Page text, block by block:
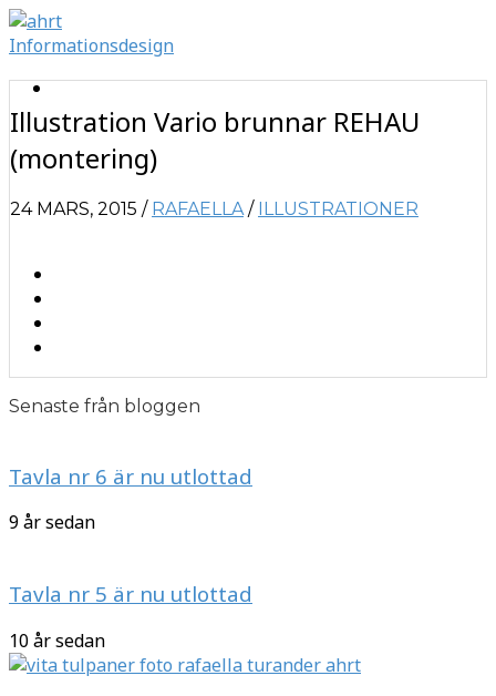
Illustration Vario brunnar REHAU
(montering)
24 MARS, 2015 / RAFAELLA/ ILLUSTRATIONER
Senaste från bloggen
Tavla nr 6 är nu utlottad
9 år sedan
Tavla nr 5 är nu utlottad
10 år sedan